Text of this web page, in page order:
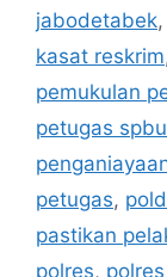
jabodetabek,
kasat reskrim
pemukulan
petugas
petugas,
pastikan
polres,